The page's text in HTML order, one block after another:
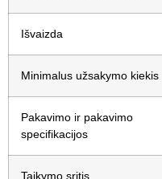
Išvaizda
Minimalus užsakymo kiekis
Pakavimo ir pakavimo
specifikacijos
Taikymo sritis